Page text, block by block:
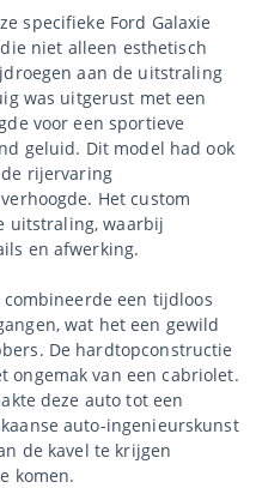
specifieke Ford Galaxie
niet alleen esthetisch
aan de uitstraling
was uitgerust met een
voor een sportieve
geluid. Dit model had ook
rijervaring
Het custom
uitstraling, waarbij
en afwerking.
combineerde een tijdloos
wat het een gewild
De hardtopconstructie
ongemak van een cabriolet.
deze auto tot een
auto-ingenieurskunst
de kavel te krijgen
komen.